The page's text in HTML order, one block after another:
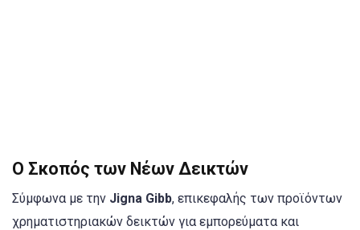
Ο Σκοπός των Νέων Δεικτών
Σύμφωνα με την Jigna Gibb, επικεφαλής των προϊόντων
χρηματιστηριακών δεικτών για εμπορεύματα και